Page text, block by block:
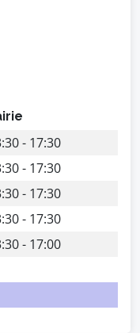
- 17:30
- 17:30
- 17:30
- 17:30
- 17:00